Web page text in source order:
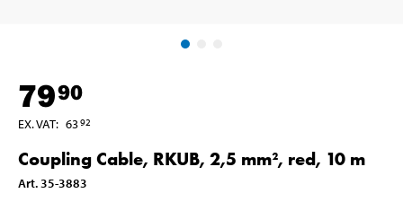
7990
EX. VAT: 6392
Coupling Cable, RKUB, 2,5 mm², red, 10 m
Art. 35-3883